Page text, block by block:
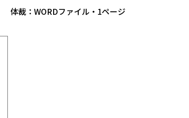
体裁：WORDファイル・1ページ